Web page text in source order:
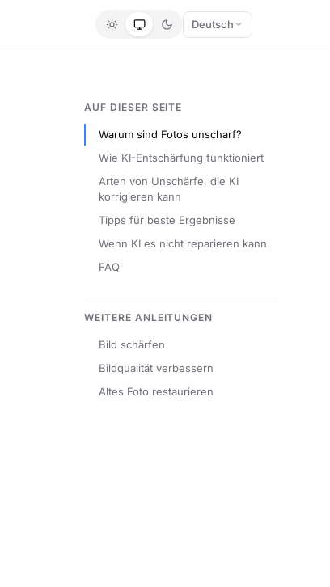
Deutsch
AUF DIESER SEITE
Warum sind Fotos unscharf?
Wie KI-Entschärfung funktioniert
Arten von Unschärfe, die KI
korrigieren kann
Tipps für beste Ergebnisse
Wenn KI es nicht reparieren kann
FAQ
WEITERE ANLEITUNGEN
Bild schärfen
Bildqualität verbessern
Altes Foto restaurieren